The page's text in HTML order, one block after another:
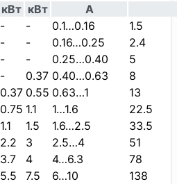
кВт кВт
A
- - 0.1…0.16
1.5
- - 0.16…0.25
2.4
- - 0.25…0.40
5
- 0.37 0.40…0.63
8
0.37 0.55 0.63…1
13
0.75 1.1 1…1.6
22.5
1.1 1.5 1.6…2.5
33.5
2.2 3 2.5…4
51
3.7 4 4…6.3
78
5.5 7.5 6…10
138